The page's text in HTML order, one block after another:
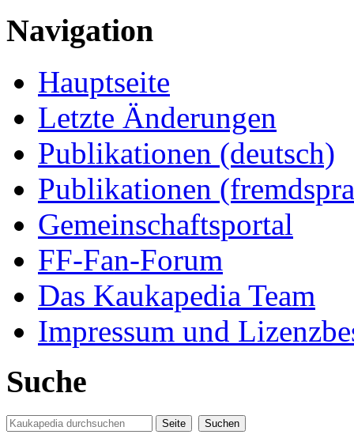
Navigation
Hauptseite
Letzte Änderungen
Publikationen (deutsch)
Publikationen
Gemeinschaftsportal
FF-Fan-Forum
Das Kaukapedia Team
Impressum und
Suche